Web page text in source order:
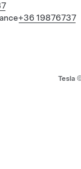
+36 19876737
Tesla